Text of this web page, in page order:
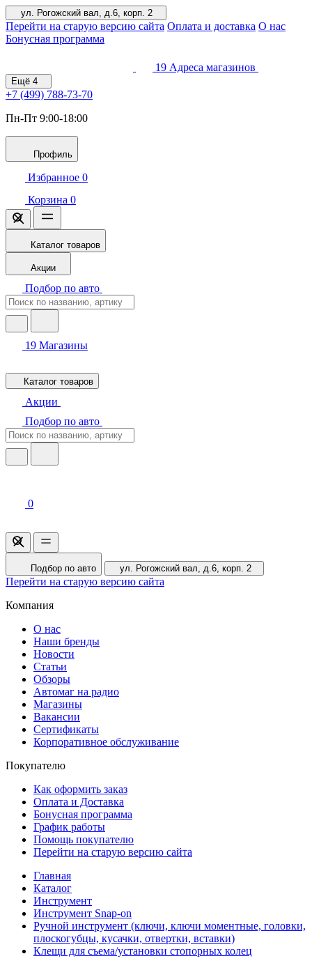
ул. Рогожский вал, д.6, корп. 2
Перейти на старую версию сайта Оплата и доставка О нас
Бонусная программа
19 Адреса магазинов
Ещё 4
+7 (499) 788-73-70
Пн-Пт 9:00-18:00
Профиль
Избранное 0
Корзина 0
Каталог товаров
Акции
Подбор по авто
19 Магазины
Каталог товаров
Акции
Подбор по авто
0
Подбор по авто ул. Рогожский вал, д.6, корп. 2
Перейти на старую версию сайта
Компания
О нас
Наши бренды
Новости
Статьи
Обзоры
Автомаг на радио
Магазины
Вакансии
Сертификаты
Корпоративное обслуживание
Покупателю
Как оформить заказ
Оплата и Доставка
Бонусная программа
График работы
Помощь покупателю
Перейти на старую версию сайта
Главная
Каталог
Инструмент
Инструмент Snap-on
Ручной инструмент (ключи, ключи моментные, головки,
плоскогубцы, кусачки, отвертки, вставки)
Клещи для съема/установки стопорных колец